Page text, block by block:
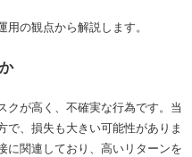
の観点から解説します。
クが高く、不確実な行為です。当
で、損失も大きい可能性がありま
に関連しており、高いリターンを